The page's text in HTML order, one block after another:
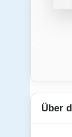
Über